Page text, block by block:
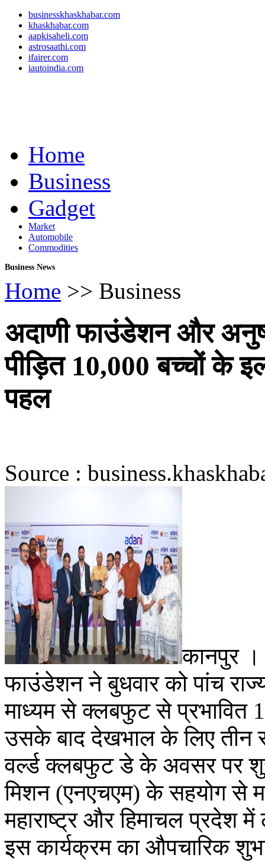
businesskhaskhabar.com
khaskhabar.com
aapkisaheli.com
astrosaathi.com
ifairer.com
iautoindia.com
Home
Business
Gadget
Market
Automobile
Commodities
Business News
Home >> Business
अदाणी फाउंडेशन और
पीड़ित 10,000 बच्चों के
पहल
Source :
कानपुर
फाउंडेशन ने बुधवार को पांच
माध्यम से क्लबफुट से
उसके बाद देखभाल के लिए तीन
वर्ल्ड क्लबफुट डे के अवसर पर
मिशन (एनएचएम) के सहयोग से
महाराष्ट्र और हिमाचल प्रदेश में
इस कार्यक्रम का औपचारिक